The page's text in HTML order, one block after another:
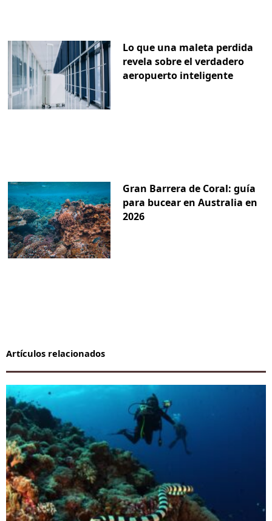
Lo que una maleta perdida
revela sobre el verdadero
aeropuerto inteligente
Gran Barrera de Coral: guía
para bucear en Australia en
2026
Artículos relacionados